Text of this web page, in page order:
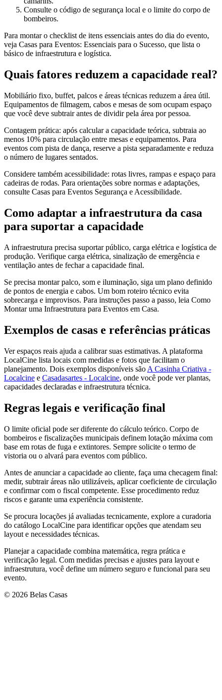
Consulte o código de segurança local e o limite do corpo de
bombeiros.
Para montar o checklist de itens essenciais antes do dia do evento,
veja Casas para Eventos: Essenciais para o Sucesso, que lista o
básico de infraestrutura e logística.
Quais fatores reduzem a capacidade real?
Mobiliário fixo, buffet, palcos e áreas técnicas reduzem a área útil.
Equipamentos de filmagem, cabos e mesas de som ocupam espaço
que você deve subtrair antes de dividir pela área por pessoa.
Contagem prática: após calcular a capacidade teórica, subtraia ao
menos 10% para circulação entre mesas e equipamentos. Para
eventos com pista de dança, reserve a pista separadamente e reduza
o número de lugares sentados.
Considere também acessibilidade: rotas livres, rampas e espaço para
cadeiras de rodas. Para orientações sobre normas e adaptações,
consulte Casas para Eventos Segurança e Acessibilidade.
Como adaptar a infraestrutura da casa
para suportar a capacidade
A infraestrutura precisa suportar público, carga elétrica e logística de
produção. Verifique carga elétrica, sinalização de emergência e
ventilação antes de fechar a capacidade final.
Se precisa montar palco, som e iluminação, siga um plano definido
de pontos de energia e cabos. Um bom roteiro técnico evita
sobrecarga e improvisos. Para instruções passo a passo, leia Como
Montar uma Infraestrutura para Eventos em Casa.
Exemplos de casas e referências práticas
Ver espaços reais ajuda a calibrar suas estimativas. A plataforma
LocalCine lista locais com medidas e fotos que facilitam o
planejamento. Dois exemplos disponíveis são A Casinha Criativa -
Localcine e Casadasartes - Localcine, onde você pode ver plantas,
capacidades declaradas e infraestrutura técnica.
Regras legais e verificação final
O limite oficial pode ser diferente do cálculo teórico. Corpo de
bombeiros e fiscalizações municipais definem lotação máxima com
base em rotas de fuga e extintores. Sempre solicite o termo de
vistoria ou o alvará para eventos com público.
Antes de anunciar a capacidade ao cliente, faça uma checagem final:
medir, subtrair áreas não utilizáveis, aplicar coeficiente de circulação
e confirmar com o fiscal competente. Esse procedimento reduz
riscos e garante uma experiência consistente.
Se procura locações já avaliadas tecnicamente, explore a curadoria
do catálogo LocalCine para identificar opções que atendam seu
layout e necessidades técnicas.
Planejar a capacidade combina matemática, regra prática e
verificação legal. Com medidas precisas e ajustes para layout e
infraestrutura, você define um número seguro e funcional para seu
evento.
© 2026 Belas Casas